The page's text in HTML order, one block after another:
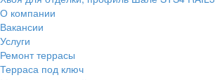
О компании
Вакансии
Услуги
Ремонт террасы
Терраса под ключ